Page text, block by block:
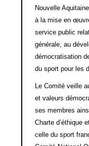
Nouvelle
à la mise en
service public
générale, au
démocratisation
du sport pour les
Le Comité veille
et valeurs
ses membres
Charte d’éthique
celle du sport